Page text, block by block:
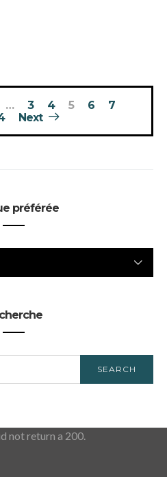
… 3 4 5 6
7
Next
préférée
SEARCH
not return a 200.